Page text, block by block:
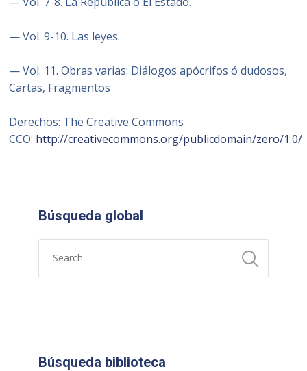
— Vol. 9-10. Las leyes.
— Vol. 11. Obras varias: Diálogos apócrifos ó dudosos,
Cartas, Fragmentos
Derechos: The Creative Commons
CCO: http://creativecommons.org/publicdomain/zero/1.0/
Búsqueda global
Búsqueda biblioteca